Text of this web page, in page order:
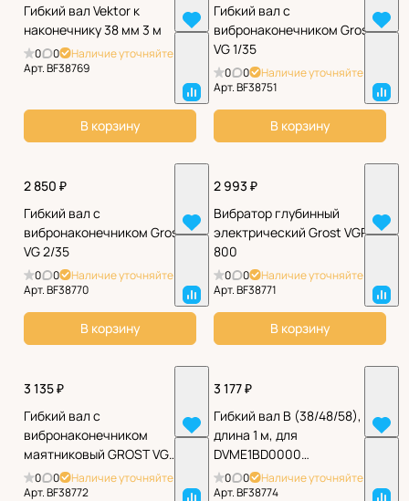
Гибкий вал Vektor к
наконечнику 38 мм 3 м
0 0
Наличие уточняйте
Арт.BF38769
В корзину
Гибкий вал с
вибронаконечником Grost
VG 1/35
0 0
Наличие уточняйте
Арт.BF38751
В корзину
2 850 ₽
Гибкий вал с
вибронаконечником Grost
VG 2/35
0 0
Наличие уточняйте
Арт.BF38770
В корзину
2 993 ₽
Вибратор глубинный
электрический Grost VGP
800
0 0
Наличие уточняйте
Арт.BF38771
В корзину
3 135 ₽
Гибкий вал с
вибронаконечником
маятниковый GROST VG
2.5/35
0 0
Наличие уточняйте
Арт.BF38772
3 177 ₽
Гибкий вал B (38/48/58),
длина 1 м, для
DVME1BD0000
SEP01BD0000
0 0
Наличие уточняйте
Арт.BF38774